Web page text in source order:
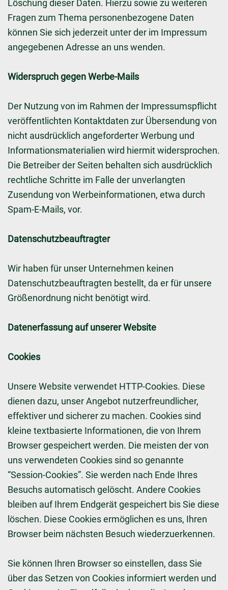
Löschung dieser Daten. Hierzu sowie zu weiteren
Fragen zum Thema personenbezogene Daten
können Sie sich jederzeit unter der im Impressum
angegebenen Adresse an uns wenden.
Widerspruch gegen Werbe-Mails
Der Nutzung von im Rahmen der Impressumspflicht
veröffentlichten Kontaktdaten zur Übersendung von
nicht ausdrücklich angeforderter Werbung und
Informationsmaterialien wird hiermit widersprochen.
Die Betreiber der Seiten behalten sich ausdrücklich
rechtliche Schritte im Falle der unverlangten
Zusendung von Werbeinformationen, etwa durch
Spam-E-Mails, vor.
Datenschutzbeauftragter
Wir haben für unser Unternehmen keinen
Datenschutzbeauftragten bestellt, da er für unsere
Größenordnung nicht benötigt wird.
Datenerfassung auf unserer Website
Cookies
Unsere Website verwendet HTTP-Cookies. Diese
dienen dazu, unser Angebot nutzerfreundlicher,
effektiver und sicherer zu machen. Cookies sind
kleine textbasierte Informationen, die von Ihrem
Browser gespeichert werden. Die meisten der von
uns verwendeten Cookies sind so genannte
“Session-Cookies”. Sie werden nach Ende Ihres
Besuchs automatisch gelöscht. Andere Cookies
bleiben auf Ihrem Endgerät gespeichert bis Sie diese
löschen. Diese Cookies ermöglichen es uns, Ihren
Browser beim nächsten Besuch wiederzuerkennen.
Sie können Ihren Browser so einstellen, dass Sie
über das Setzen von Cookies informiert werden und